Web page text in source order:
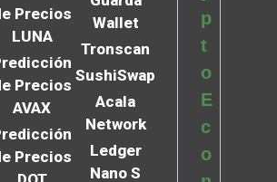
Precios
LUNA
Precios
AVAX
Precios
Wallet
Tronscan
SushiSwap
Acala
Network
Ledger
Nano S
p
t
o
E
c
o